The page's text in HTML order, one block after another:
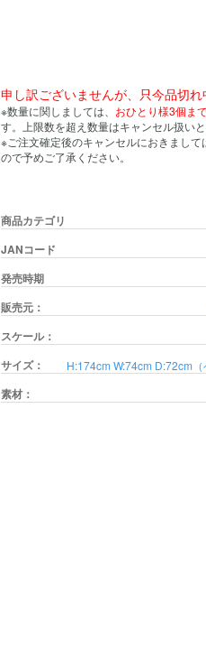
申し訳ございませんが、只今品切れ
※数量に関しましては、 おひとり様3個ま
す。上限数を超え数量はキャンセル扱いと
※ご注文確定後のキャンセルにおきまし
ので予めご了承ください。
商品カテゴリ
JANコード
発売時期
販売元：
スケール：
サイズ： H:174cm W:74cm D:72cm（
素材：